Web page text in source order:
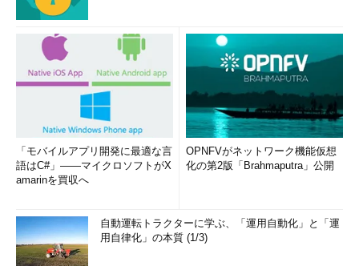
「モバイルアプリ開発に最適な言
語はC#」――マイクロソフトがX
amarinを買収へ
OPNFVがネットワーク機能仮想
化の第2版「Brahmaputra」公開
自動運転トラクターに学ぶ、「運用自動化」と「運
用自律化」の本質 (1/3)